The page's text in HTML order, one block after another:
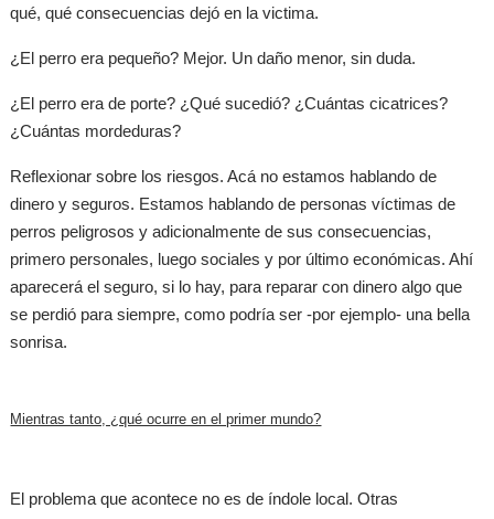
qué, qué consecuencias dejó en la victima.
¿El perro era pequeño? Mejor. Un daño menor, sin duda.
¿El perro era de porte? ¿Qué sucedió? ¿Cuántas cicatrices?
¿Cuántas mordeduras?
Reflexionar sobre los riesgos. Acá no estamos hablando de
dinero y seguros. Estamos hablando de personas víctimas de
perros peligrosos y adicionalmente de sus consecuencias,
primero personales, luego sociales y por último económicas. Ahí
aparecerá el seguro, si lo hay, para reparar con dinero algo que
se perdió para siempre, como podría ser -por ejemplo- una bella
sonrisa.
Mientras tanto, ¿qué ocurre en el primer mundo?
El problema que acontece no es de índole local. Otras